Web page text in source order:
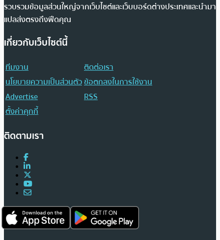
รวบรวมข้อมูลส่วนใหญ่จากเว็บไซต์และเว็บบอร์ดต่างประเทศและนำมา
แปลส่งตรงถึงฟีดคุณ
เกี่ยวกับเว็บไซต์นี้
ทีมงาน
ติดต่อเรา
นโยบายความเป็นส่วนตัวข้อตกลงในการใช้งาน
Advertise
RSS
ตั้งค่าคุกกี้
ติดตามเรา